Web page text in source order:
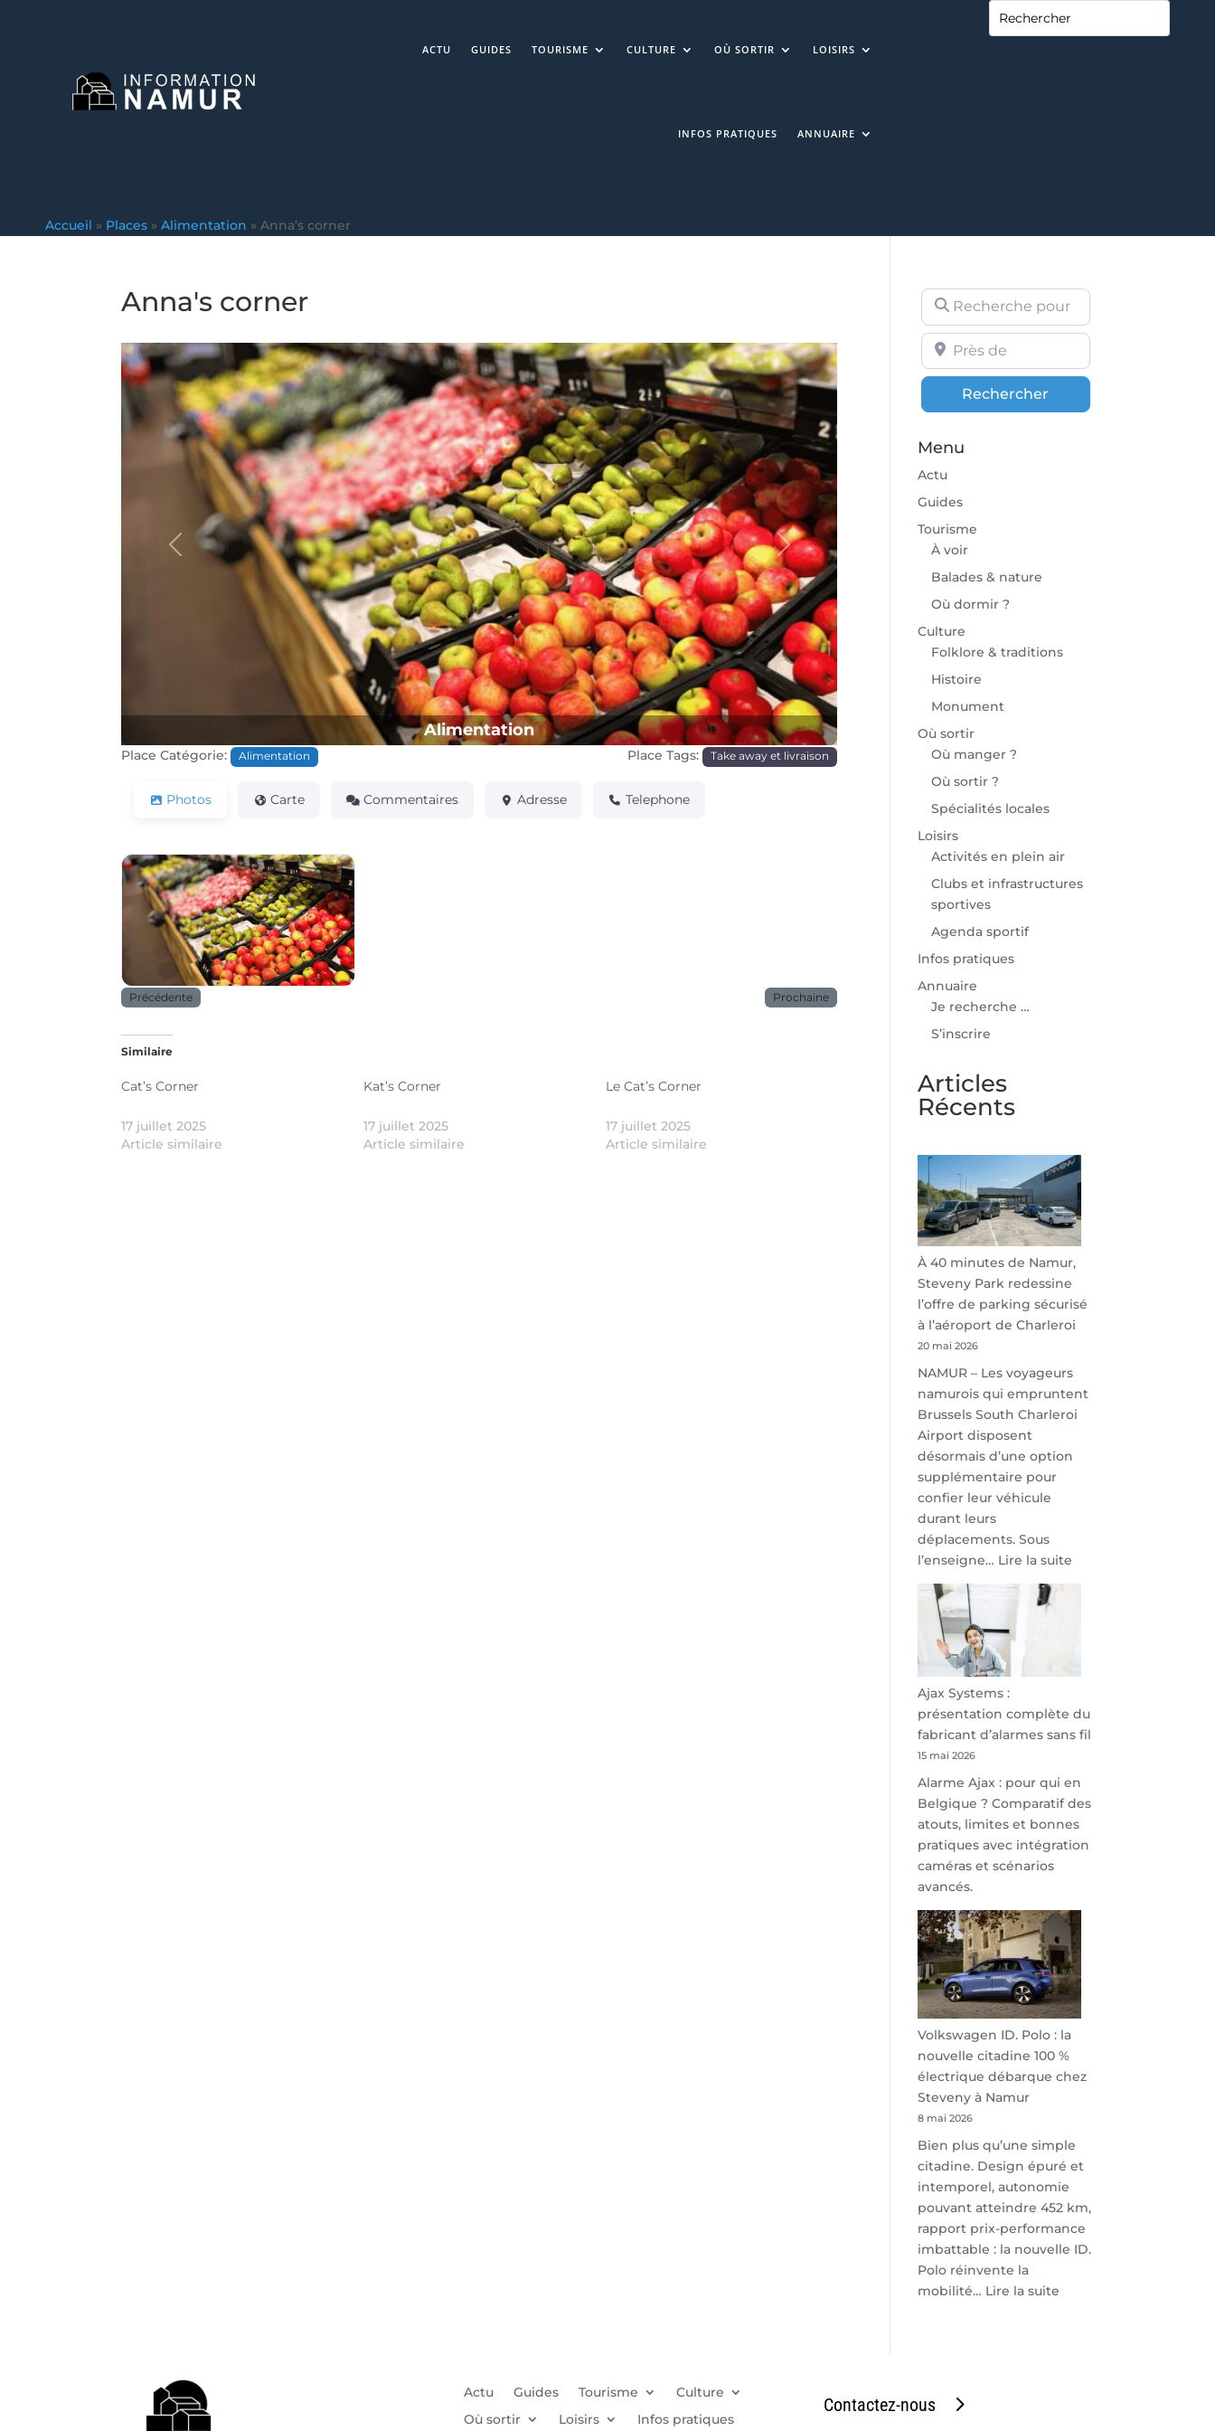
ACTU GUIDES TOURISME CULTURE OÙ SORTIR LOISIRS
INFOS PRATIQUES ANNUAIRE
Accueil » Places » Alimentation » Anna’s corner
Anna's corner
Alimentation
Précédente Prochaine
Place Catégorie: Alimentation Place Tags: Take away et livraison
Photos Carte Commentaires Adresse Telephone
Alimentation
Précédente Prochaine
Similaire
Cat’s Corner
17 juillet 2025
Article similaire
Kat’s Corner
17 juillet 2025
Article similaire
Le Cat’s Corner
17 juillet 2025
Article similaire
Recherche pour
Près de
Rechercher
Menu
Actu
Guides
Tourisme
À voir
Balades & nature
Où dormir ?
Culture
Folklore & traditions
Histoire
Monument
Où sortir
Où manger ?
Où sortir ?
Spécialités locales
Loisirs
Activités en plein air
Clubs et infrastructures
sportives
Agenda sportif
Infos pratiques
Annuaire
Je recherche …
S’inscrire
Articles
Récents
À 40 minutes de Namur,
Steveny Park redessine
l’offre de parking sécurisé
à l’aéroport de Charleroi
20 mai 2026
NAMUR – Les voyageurs
namurois qui empruntent
Brussels South Charleroi
Airport disposent
désormais d’une option
supplémentaire pour
confier leur véhicule
durant leurs
déplacements. Sous
l’enseigne… Lire la suite
Park
redessine
parking
sécurisé
à
l’aéroport
Ajax Systems :
présentation complète du
fabricant d’alarmes sans fil
15 mai 2026
Alarme Ajax : pour qui en
Belgique ? Comparatif des
atouts, limites et bonnes
pratiques avec intégration
caméras et scénarios
avancés.
Volkswagen ID. Polo : la
nouvelle citadine 100 %
électrique débarque chez
Steveny à Namur
8 mai 2026
Bien plus qu’une simple
citadine. Design épuré et
intemporel, autonomie
pouvant atteindre 452 km,
rapport prix-performance
imbattable : la nouvelle ID.
Polo réinvente la
mobilité… Lire la suite
Actu Guides Tourisme
Culture
Où sortir
Loisirs Infos pratiques
Contactez-nous